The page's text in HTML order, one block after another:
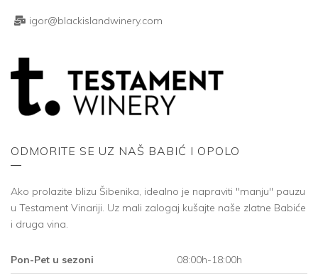
igor@blackislandwinery.com
ODMORITE SE UZ NAŠ BABIĆ I OPOLO
Ako prolazite blizu Šibenika, idealno je napraviti "manju" pauzu
u Testament Vinariji. Uz mali zalogaj kušajte naše zlatne Babiće
i druga vina.
Pon-Pet u sezoni 08:00h-18:00h